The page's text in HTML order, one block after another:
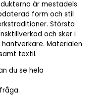
är mestadels
form och stil
Största
och sker i
Materialen
textil.
du se hela